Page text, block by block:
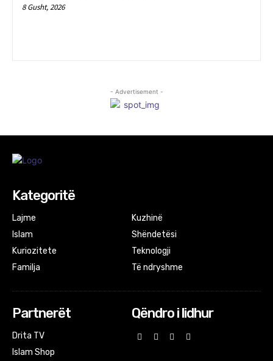
8 Gusht, 2026
- Advertisement -
Kategoritë
Lajme
Islam
Kuriozitete
Familja
Kuzhinë
Shëndetësi
Teknologji
Të ndryshme
Partnerët
Drita TV
Islam Shop
Qëndro i lidhur